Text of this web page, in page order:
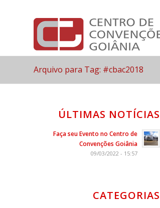
Arquivo para Tag: #cbac2018
ÚLTIMAS NOTÍCIAS
Faça seu Evento no Centro de
Convenções Goiânia
09/03/2022 - 15:57
CATEGORIAS